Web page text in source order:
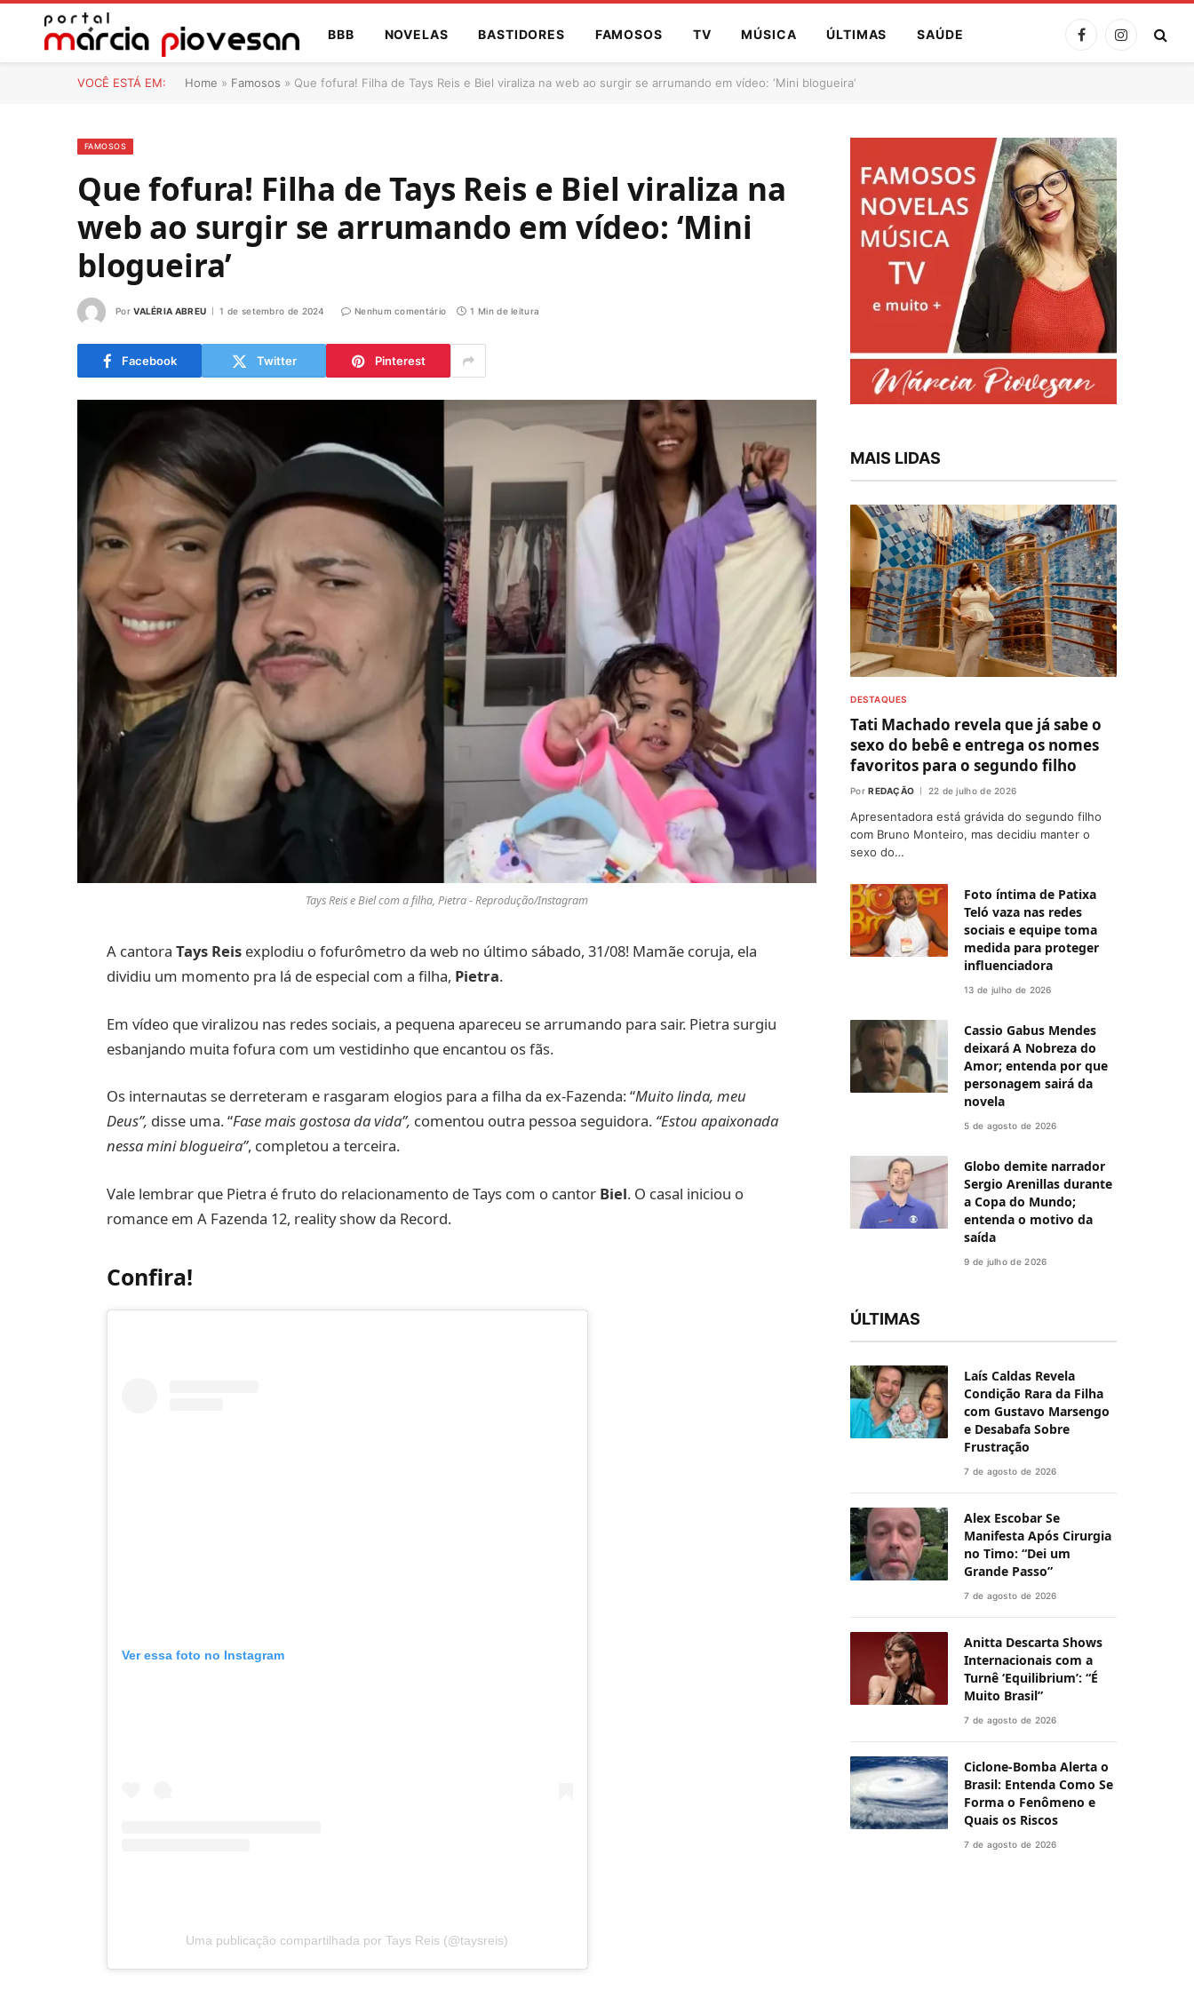
BBB NOVELAS BASTIDORES FAMOSOS TV MÚSICA ÚLTIMAS SAÚDE FacebookInstagram
VOCÊ ESTÁ EM: Home » Famosos » Que fofura! Filha de Tays Reis e Biel viraliza na web ao surgir se arrumando em vídeo: ‘Mini blogueira’
FAMOSOS
Que fofura! Filha de Tays Reis e Biel viraliza na
web ao surgir se arrumando em vídeo: ‘Mini
blogueira’
Por VALÉRIA ABREU 1 de setembro de 2024 Nenhum comentário 1 Min de leitura
Facebook Twitter Pinterest
Tays Reis e Biel com a filha, Pietra - Reprodução/Instagram
A cantora Tays Reisexplodiu o fofurômetro da web no último sábado, 31/08! Mamãe coruja, ela
dividiu um momento pra lá de especial com a filha, Pietra.
Em vídeo que viralizou nas redes sociais, a pequena apareceu se arrumando para sair. Pietra surgiu
esbanjando muita fofura com um vestidinho que encantou os fãs.
Os internautas se derreteram e rasgaram elogios para a filha da ex-Fazenda: “Muito linda, meu
Deus”, disse uma. “Fase mais gostosa da vida”, comentou outra pessoa seguidora. “Estou apaixonada
nessa mini blogueira”, completou a terceira.
Vale lembrar que Pietra é fruto do relacionamento de Tays com o cantor Biel. O casal iniciou o
romance em A Fazenda 12, reality show da Record.
Confira!
Ver essa foto no Instagram
Uma publicação compartilhada por Tays Reis (@taysreis)
MAIS LIDAS
DESTAQUES
Tati Machado revela que já sabe o
sexo do bebê e entrega os nomes
favoritos para o segundo filho
Por REDAÇÃO 22 de julho de 2026
Apresentadora está grávida do segundo filho
com Bruno Monteiro, mas decidiu manter o
sexo do…
Foto íntima de Patixa
Teló vaza nas redes
sociais e equipe toma
medida para proteger
influenciadora
13 de julho de 2026
Cassio Gabus Mendes
deixará A Nobreza do
Amor; entenda por que
personagem sairá da
novela
5 de agosto de 2026
Globo demite narrador
Sergio Arenillas durante
a Copa do Mundo;
entenda o motivo da
saída
9 de julho de 2026
ÚLTIMAS
Laís Caldas Revela
Condição Rara da Filha
com Gustavo Marsengo
e Desabafa Sobre
Frustração
7 de agosto de 2026
Alex Escobar Se
Manifesta Após Cirurgia
no Timo: “Dei um
Grande Passo”
7 de agosto de 2026
Anitta Descarta Shows
Internacionais com a
Turnê ‘Equilibrium’: “É
Muito Brasil”
7 de agosto de 2026
Ciclone-Bomba Alerta o
Brasil: Entenda Como Se
Forma o Fenômeno e
Quais os Riscos
7 de agosto de 2026